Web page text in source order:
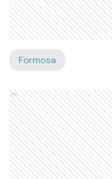
Formosa
Ads